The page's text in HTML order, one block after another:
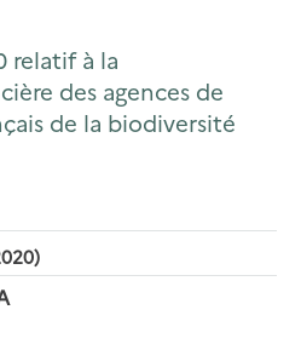
relatif à la
des agences de
de la biodiversité